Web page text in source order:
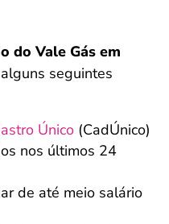
do Vale Gás em
seguintes
Único (CadÚnico)
nos últimos 24
de até meio salário